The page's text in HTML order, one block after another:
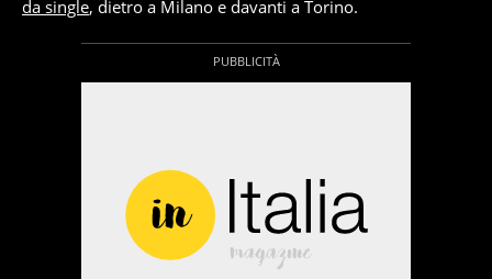
da single, dietro a Milano e davanti a Torino.